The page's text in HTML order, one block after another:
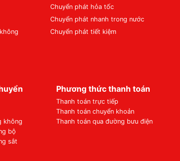
Chuyển phát hỏa tốc
Chuyển phát nhanh trong nước
Chuyển phát tiết kiệm
không
bộ
sắt
Phương thức thanh toán
Thanh toán trực tiếp
Thanh toán chuyển khoản
Thanh toán qua đường bưu điện